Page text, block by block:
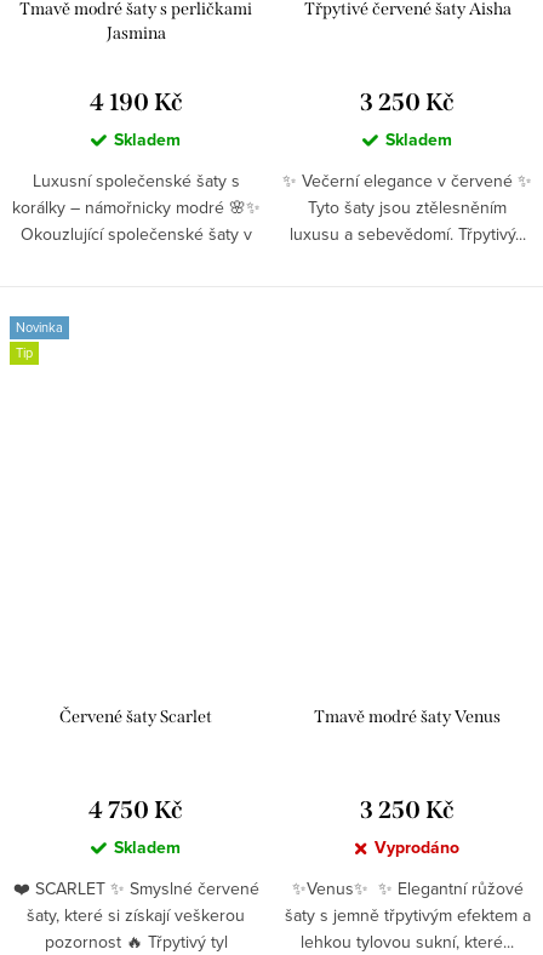
Tmavě modré šaty s perličkami
Jasmina
4 190 Kč
Skladem
Luxusní společenské šaty s
korálky – námořnicky modré 🌸✨
Okouzlující společenské šaty v
Třpytivé červené šaty Aisha
3 250 Kč
Skladem
✨ Večerní elegance v červené ✨
Tyto šaty jsou ztělesněním
luxusu a sebevědomí. Třpytivý...
Novinka
Tip
Červené šaty Scarlet
4 750 Kč
Skladem
❤️ SCARLET ✨ Smyslné červené
šaty, které si získají veškerou
pozornost 🔥 Třpytivý tyl
Tmavě modré šaty Venus
3 250 Kč
Vyprodáno
✨Venus✨ ✨ Elegantní růžové
šaty s jemně třpytivým efektem a
lehkou tylovou sukní, které...